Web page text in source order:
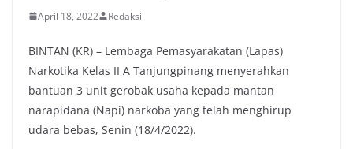
April 18, 2022 Redaksi
BINTAN (KR) – Lembaga Pemasyarakatan (Lapas)
Narkotika Kelas II A Tanjungpinang menyerahkan
bantuan 3 unit gerobak usaha kepada mantan
narapidana (Napi) narkoba yang telah menghirup
udara bebas, Senin (18/4/2022).